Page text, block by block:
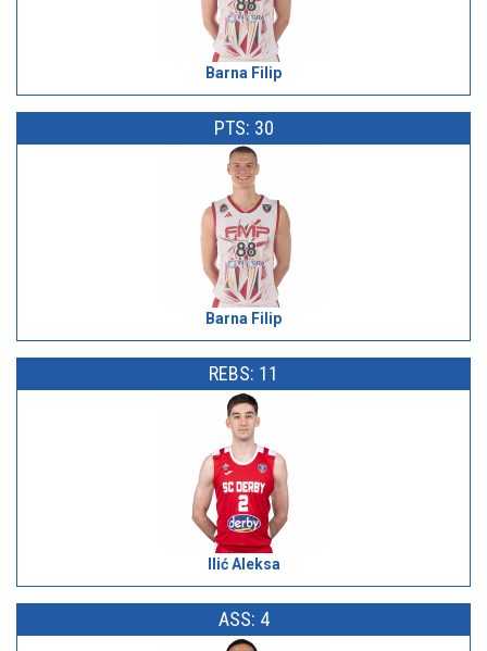
Barna Filip
PTS: 30
Barna Filip
REBS: 11
Ilić Aleksa
ASS: 4